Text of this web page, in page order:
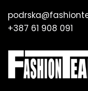
+387 61 908 091